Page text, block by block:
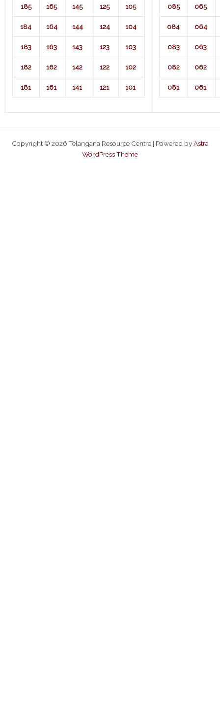
185 165 145 125 105
184 164 144 124 104
183 163 143 123 103
182 162 142 122 102
181 161 141 121 101
085 065
084 064
083 063
082 062
081 061
Copyright © 2026 Telangana Resource Centre | Powered byAstra
WordPress Theme